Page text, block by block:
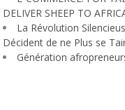
DELIVER SHEEP TO
La Révolution
Décident de ne Plus se
Génération